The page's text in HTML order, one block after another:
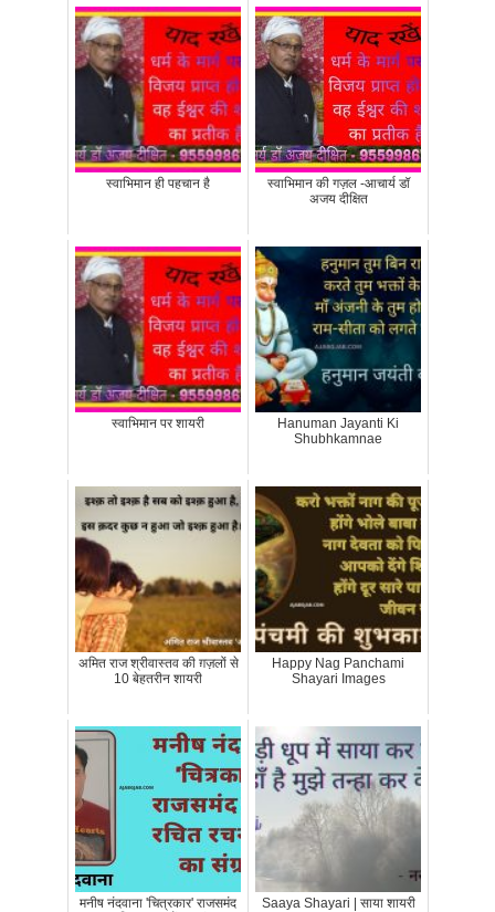
स्वाभिमान ही पहचान है
स्वाभिमान की गज़ल -आचार्य डॉ
अजय दीक्षित
स्वाभिमान पर शायरी
Hanuman Jayanti Ki
Shubhkamnae
अमित राज श्रीवास्तव की ग़ज़लों से
10 बेहतरीन शायरी
Happy Nag Panchami
Shayari Images
मनीष नंदवाना 'चित्रकार' राजसमंद
Saaya Shayari | साया शायरी